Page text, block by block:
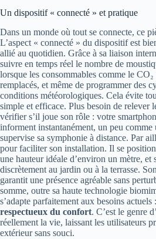
Un dispositif « connecté » et pratique
Dans un monde où tout se connecte, ce
L’aspect « connecté » du dispositif est
allié au quotidien. Grâce à sa liaison
suivre en temps réel le nombre de
lorsque les consommables comme le
remplacés, et même de programmer des
conditions météorologiques. Cela évite
simple et efficace. Plus besoin de relever
vérifier s’il joue son rôle : votre
informent instantanément, un peu comme
supervise sa symphonie à distance. Par
pour faciliter son installation. Il se
une hauteur idéale d’environ un mètre, et
discrètement au jardin ou à la terrasse.
garantit une présence agréable sans
somme, outre sa haute technologie
s’adapte parfaitement aux besoins actuels :
respectueux du confort. C’est le genre
réellement la vie, laissant les utilisateurs
extérieur sans souci.